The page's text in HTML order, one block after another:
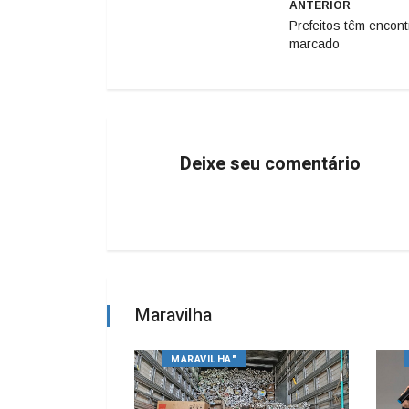
ANTERIOR
Prefeitos têm
marcado
Deixe seu comentário
Maravilha
MARAVILHA"